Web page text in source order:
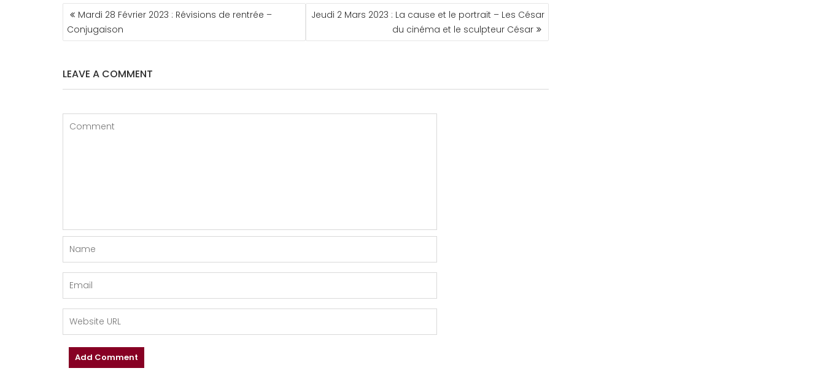
NAVIGATION
DE
L’ARTICLE
Mardi 28 Février 2023 : Révisions de rentrée –
Conjugaison
Jeudi 2 Mars 2023 : La cause et le portrait – Les César
du cinéma et le sculpteur César
LEAVE A COMMENT